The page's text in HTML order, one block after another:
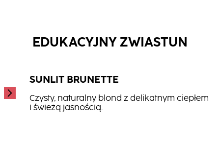
EDUKACYJNY ZWIASTUN
SUNLIT BRUNETTE
Czysty, naturalny blond z delikatnym ciepłem
i świeżą jasnością.